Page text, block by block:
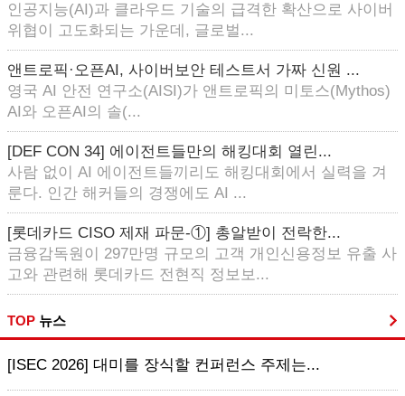
인공지능(AI)과 클라우드 기술의 급격한 확산으로 사이버
위협이 고도화되는 가운데, 글로벌...
앤트로픽·오픈AI, 사이버보안 테스트서 가짜 신원 ...
영국 AI 안전 연구소(AISI)가 앤트로픽의 미토스(Mythos)
AI와 오픈AI의 솔(...
[DEF CON 34] 에이전트들만의 해킹대회 열린...
사람 없이 AI 에이전트들끼리도 해킹대회에서 실력을 겨
룬다. 인간 해커들의 경쟁에도 AI ...
[롯데카드 CISO 제재 파문-①] 총알받이 전락한...
금융감독원이 297만명 규모의 고객 개인신용정보 유출 사
고와 관련해 롯데카드 전현직 정보보...
TOP 뉴스
[ISEC 2026] 대미를 장식할 컨퍼런스 주제는...